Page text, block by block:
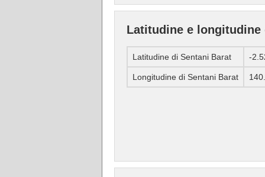
Latitudine e longitudine
Latitudine di Sentani Barat -
Longitudine di Sentani Barat